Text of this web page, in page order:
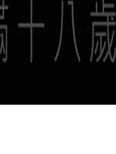
Copyright 2024, SUREHIGH